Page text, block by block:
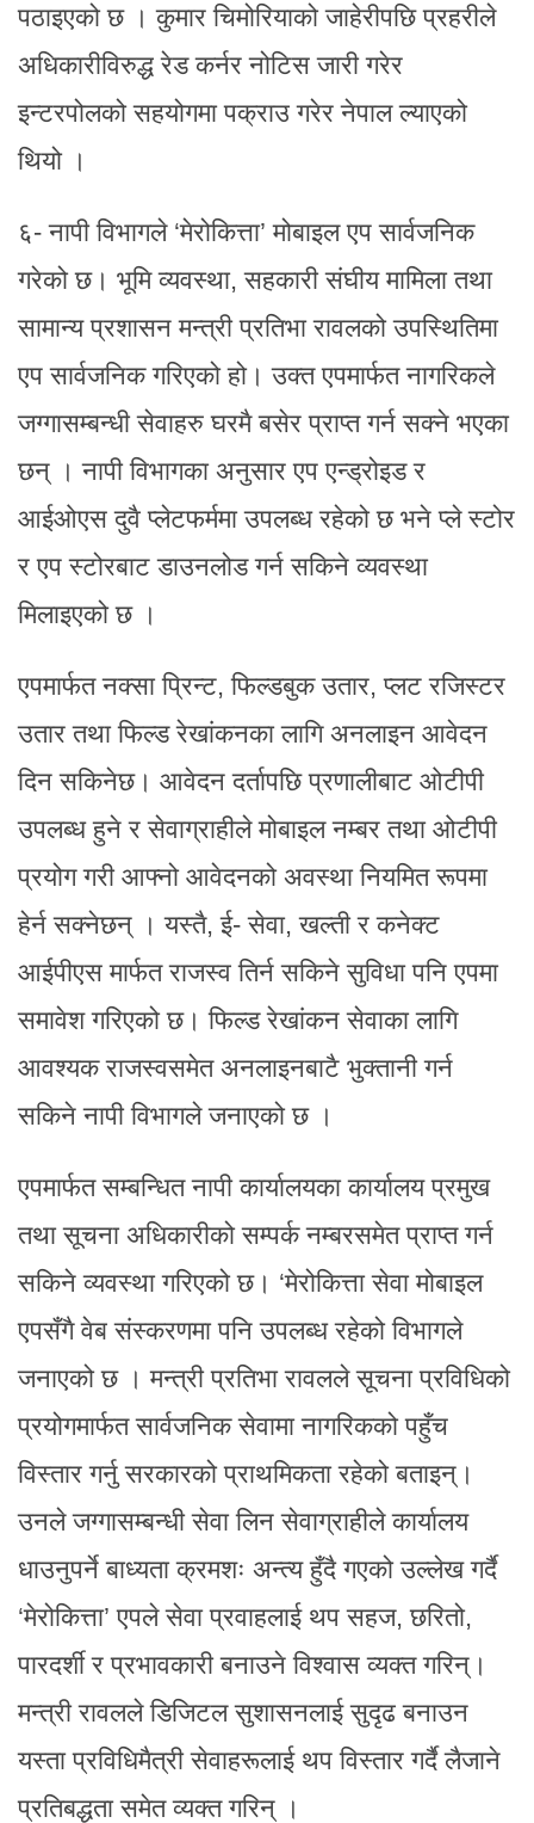
पठाइएको छ । कुमार चिमोरियाको जाहेरीपछि प्रहरीले
अधिकारीविरुद्ध रेड कर्नर नोटिस जारी गरेर
इन्टरपोलको सहयोगमा पक्राउ गरेर नेपाल ल्याएको
थियो ।
६- नापी विभागले ‘मेरोकित्ता’ मोबाइल एप सार्वजनिक
गरेको छ। भूमि व्यवस्था, सहकारी संघीय मामिला तथा
सामान्य प्रशासन मन्त्री प्रतिभा रावलको उपस्थितिमा
एप सार्वजनिक गरिएको हो। उक्त एपमार्फत नागरिकले
जग्गासम्बन्धी सेवाहरु घरमै बसेर प्राप्त गर्न सक्ने भएका
छन् । नापी विभागका अनुसार एप एन्ड्रोइड र
आईओएस दुवै प्लेटफर्ममा उपलब्ध रहेको छ भने प्ले स्टोर
र एप स्टोरबाट डाउनलोड गर्न सकिने व्यवस्था
मिलाइएको छ ।
एपमार्फत नक्सा प्रिन्ट, फिल्डबुक उतार, प्लट रजिस्टर
उतार तथा फिल्ड रेखांकनका लागि अनलाइन आवेदन
दिन सकिनेछ। आवेदन दर्तापछि प्रणालीबाट ओटीपी
उपलब्ध हुने र सेवाग्राहीले मोबाइल नम्बर तथा ओटीपी
प्रयोग गरी आफ्नो आवेदनको अवस्था नियमित रूपमा
हेर्न सक्नेछन् । यस्तै, ई- सेवा, खल्ती र कनेक्ट
आईपीएस मार्फत राजस्व तिर्न सकिने सुविधा पनि एपमा
समावेश गरिएको छ। फिल्ड रेखांकन सेवाका लागि
आवश्यक राजस्वसमेत अनलाइनबाटै भुक्तानी गर्न
सकिने नापी विभागले जनाएको छ ।
एपमार्फत सम्बन्धित नापी कार्यालयका कार्यालय प्रमुख
तथा सूचना अधिकारीको सम्पर्क नम्बरसमेत प्राप्त गर्न
सकिने व्यवस्था गरिएको छ। ‘मेरोकित्ता सेवा मोबाइल
एपसँगै वेब संस्करणमा पनि उपलब्ध रहेको विभागले
जनाएको छ । मन्त्री प्रतिभा रावलले सूचना प्रविधिको
प्रयोगमार्फत सार्वजनिक सेवामा नागरिकको पहुँच
विस्तार गर्नु सरकारको प्राथमिकता रहेको बताइन्।
उनले जग्गासम्बन्धी सेवा लिन सेवाग्राहीले कार्यालय
धाउनुपर्ने बाध्यता क्रमशः अन्त्य हुँदै गएको उल्लेख गर्दै
‘मेरोकित्ता’ एपले सेवा प्रवाहलाई थप सहज, छरितो,
पारदर्शी र प्रभावकारी बनाउने विश्वास व्यक्त गरिन्।
मन्त्री रावलले डिजिटल सुशासनलाई सुदृढ बनाउन
यस्ता प्रविधिमैत्री सेवाहरूलाई थप विस्तार गर्दै लैजाने
प्रतिबद्धता समेत व्यक्त गरिन् ।